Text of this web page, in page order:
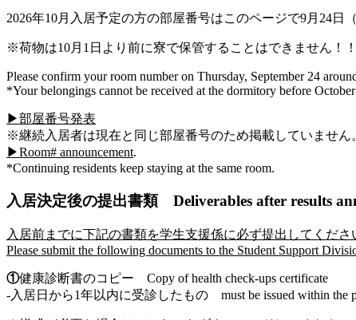
2026年10月入居予定の方の部屋番号はこのページで9月24日
※荷物は10月1日より前に寮で保管することはできません！
Please confirm your room number on Thursday, September 24
*Your belongings cannot be received at the dormitory before
▶部屋番号発表
※継続入居者は現在と同じ部屋番号のため掲載していません
▶Room# announcement.
*Continuing residents keep staying at the same room.
入居決定後の提出書類 Deliverables after results
入居前までに下記の書類を学生支援係に必ず提出してくださ
Please submit the following documents to the Student Support
①健康診断書のコピー Copy of health check-ups certificate
-入居日から1年以内に受診したもの must be issued within the